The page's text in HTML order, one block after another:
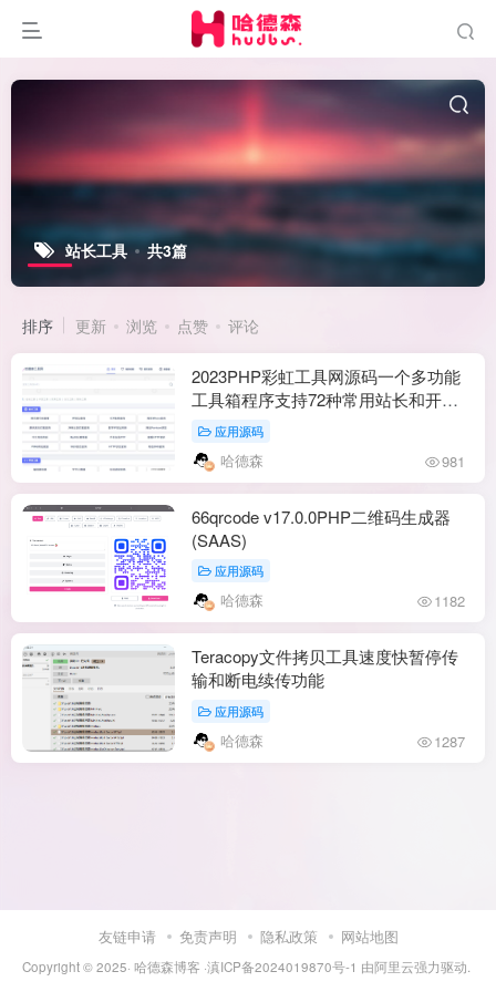
站长工具 共3篇
排序 更新 浏览 点赞 评论
2023PHP彩虹工具网源码一个多功能
工具箱程序支持72种常用站长和开发
等工具
应用源码
哈德森 981
66qrcode v17.0.0PHP二维码生成器
(SAAS)
应用源码
哈德森 1182
Teracopy文件拷贝工具速度快暂停传
输和断电续传功能
应用源码
哈德森 1287
友链申请 免责声明 隐私政策 网站地图
Copyright © 2025· 哈德森博客 ·滇ICP备2024019870号-1 由阿里云强力驱动.